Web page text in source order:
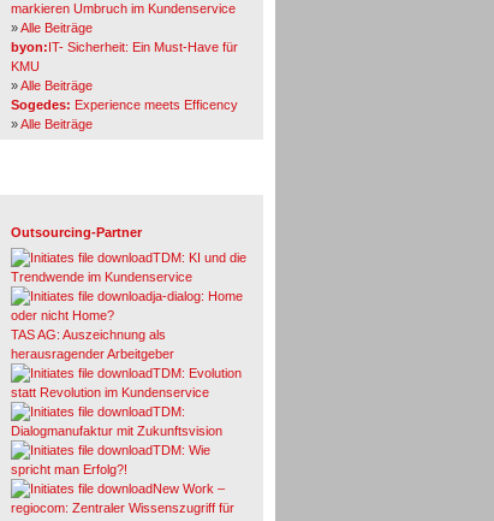
markieren Umbruch im Kundenservice
»Alle Beiträge
byon:IT- Sicherheit: Ein Must-Have für
KMU
»Alle Beiträge
Sogedes: Experience meets Efficency
»Alle Beiträge
Outsourcing-Partner
TDM: KI und die
Trendwende im Kundenservice
ja-dialog: Home
oder nicht Home?
TAS AG: Auszeichnung als
herausragender Arbeitgeber
TDM: Evolution
statt Revolution im Kundenservice
TDM:
Dialogmanufaktur mit Zukunftsvision
TDM: Wie
spricht man Erfolg?!
New Work –
regiocom: Zentraler Wissenszugriff für